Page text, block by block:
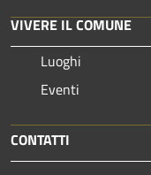
VIVERE IL COMUNE
Luoghi
Eventi
CONTATTI